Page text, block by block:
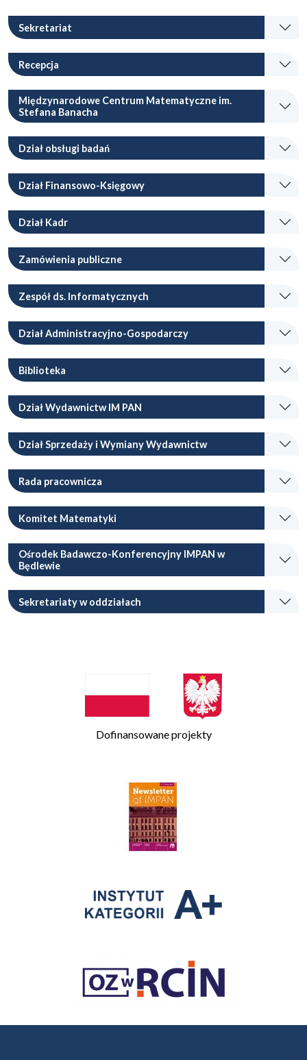
Sekretariat
Recepcja
Międzynarodowe Centrum Matematyczne im.
Stefana Banacha
Dział obsługi badań
Dział Finansowo-Księgowy
Dział Kadr
Zamówienia publiczne
Zespół ds. Informatycznych
Dział Administracyjno-Gospodarczy
Biblioteka
Dział Wydawnictw IM PAN
Dział Sprzedaży i Wymiany Wydawnictw
Rada pracownicza
Komitet Matematyki
Ośrodek Badawczo-Konferencyjny IMPAN w
Będlewie
Sekretariaty w oddziałach
Dofinansowane projekty